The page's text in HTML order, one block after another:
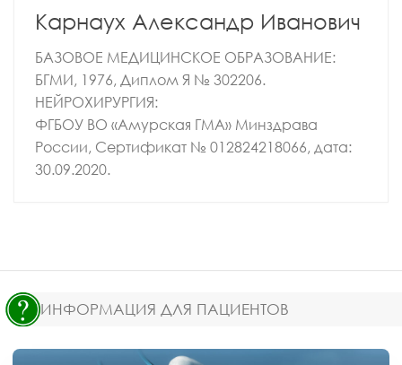
Карнаух Александр Иванович
БАЗОВОЕ МЕДИЦИНСКОЕ ОБРАЗОВАНИЕ:
БГМИ, 1976, Диплом Я № 302206.
НЕЙРОХИРУРГИЯ:
ФГБОУ ВО «Амурская ГМА» Минздрава
России, Сертификат № 012824218066, дата:
30.09.2020.
ИНФОРМАЦИЯ ДЛЯ ПАЦИЕНТОВ